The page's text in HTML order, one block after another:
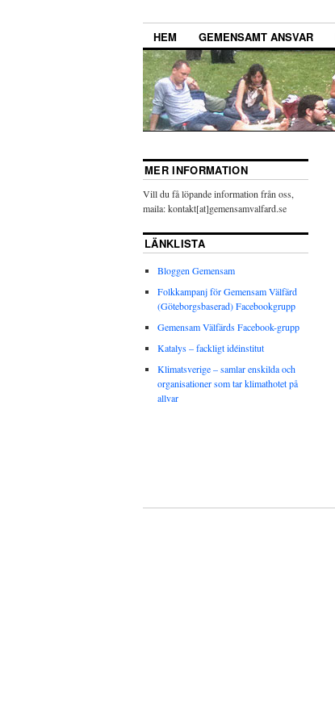
HEM GEMENSAMT ANSVAR
MER INFORMATION
Vill du få löpande information från oss,
maila: kontakt[at]gemensamvalfard.se
LÄNKLISTA
Bloggen Gemensam
Folkkampanj för Gemensam Välfärd
(Göteborgsbaserad) Facebookgrupp
Gemensam Välfärds Facebook-grupp
Katalys – fackligt idéinstitut
Klimatsverige – samlar enskilda och
organisationer som tar klimathotet på
allvar